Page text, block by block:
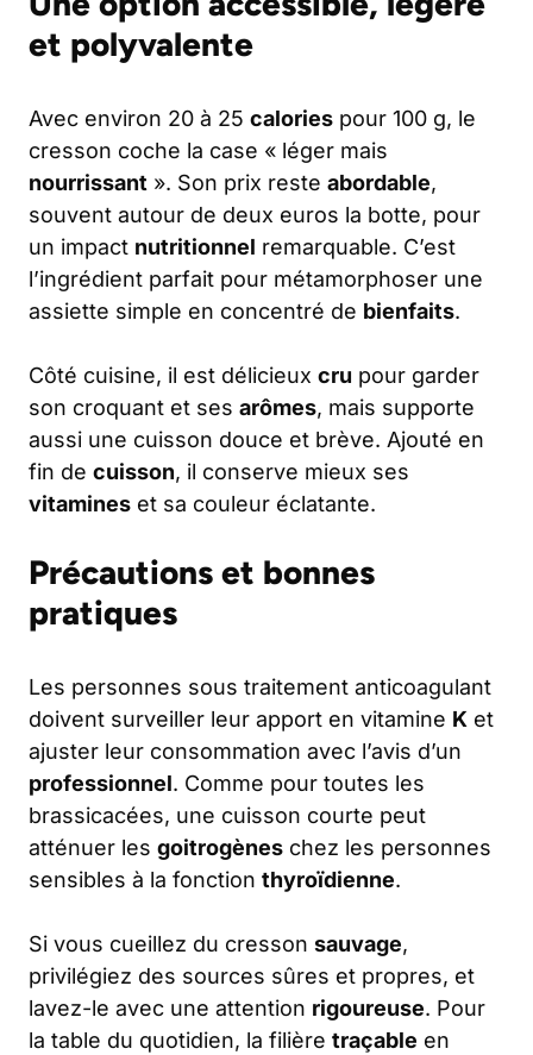
et polyvalente
Avec environ 20 à 25 calories pour 100 g, le
cresson coche la case « léger mais
nourrissant ». Son prix reste abordable,
souvent autour de deux euros la botte, pour
un impact nutritionnel remarquable. C’est
l’ingrédient parfait pour métamorphoser une
assiette simple en concentré de bienfaits.
Côté cuisine, il est délicieux cru pour garder
son croquant et ses arômes, mais supporte
aussi une cuisson douce et brève. Ajouté en
fin de cuisson, il conserve mieux ses
vitamines et sa couleur éclatante.
Précautions et bonnes
pratiques
Les personnes sous traitement anticoagulant
doivent surveiller leur apport en vitamine K et
ajuster leur consommation avec l’avis d’un
professionnel. Comme pour toutes les
brassicacées, une cuisson courte peut
atténuer les goitrogènes chez les personnes
sensibles à la fonction thyroïdienne.
Si vous cueillez du cresson sauvage,
privilégiez des sources sûres et propres, et
lavez-le avec une attention rigoureuse. Pour
la table du quotidien, la filière traçable en